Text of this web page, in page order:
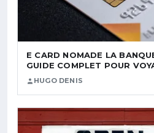
E CARD NOMADE LA
GUIDE COMPLET POUR
HUGO DENIS